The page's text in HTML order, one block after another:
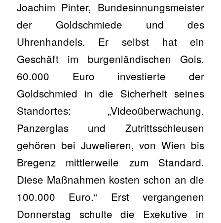
Joachim Pinter, Bundesinnungsmeister
der Goldschmiede und des
Uhrenhandels. Er selbst hat ein
Geschäft im burgenländischen Gols.
60.000 Euro investierte der
Goldschmied in die Sicherheit seines
Standortes: „Videoüberwachung,
Panzerglas und Zutrittsschleusen
gehören bei Juwelieren, von Wien bis
Bregenz mittlerweile zum Standard.
Diese Maßnahmen kosten schon an die
100.000 Euro.“ Erst vergangenen
Donnerstag schulte die Exekutive in